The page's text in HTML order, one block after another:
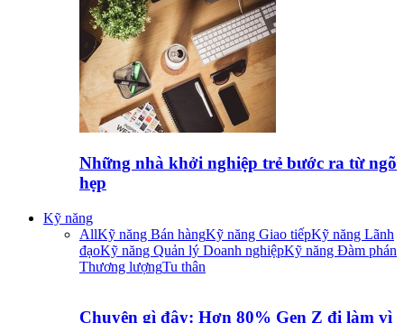
Những nhà khởi nghiệp trẻ bước ra từ ngõ
hẹp
Kỹ năng
AllKỹ năng Bán hàngKỹ năng Giao tiếpKỹ năng Lãnh
đạoKỹ năng Quản lý Doanh nghiệpKỹ năng Đàm phán
Thương lượngTu thân
Chuyện gì đây: Hơn 80% Gen Z đi làm vì